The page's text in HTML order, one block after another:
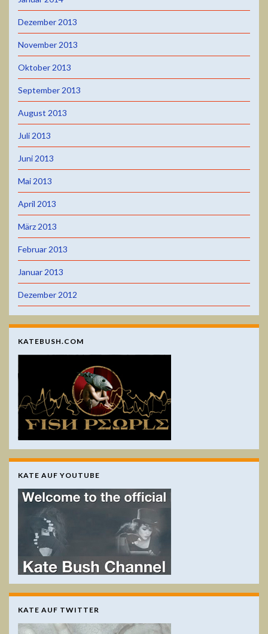
Dezember 2013
November 2013
Oktober 2013
September 2013
August 2013
Juli 2013
Juni 2013
Mai 2013
April 2013
März 2013
Februar 2013
Januar 2013
Dezember 2012
KATEBUSH.COM
KATE AUF YOUTUBE
KATE AUF TWITTER